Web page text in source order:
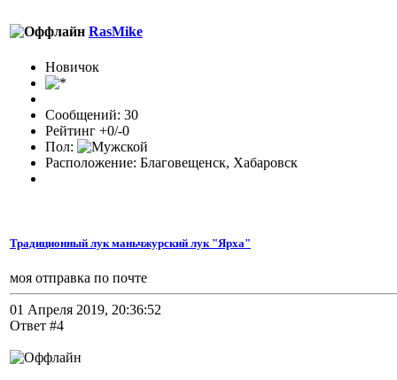
RasMike
Новичок
Сообщений: 30
Рейтинг +0/-0
Пол:
Расположение: Благовещенск, Хабаровск
Традиционный лук маньчжурский лук "Ярха"
моя отправка по почте
01 Апреля 2019, 20:36:52
Ответ #4